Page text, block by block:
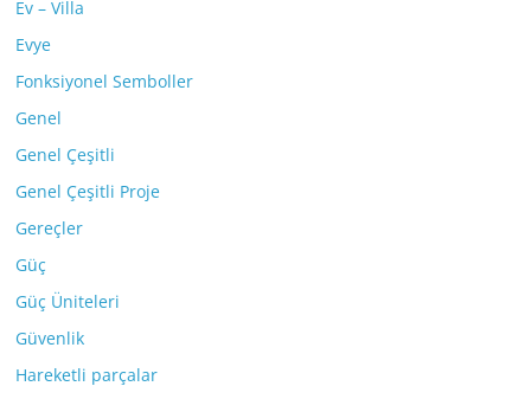
Ev – Villa
Evye
Fonksiyonel Semboller
Genel
Genel Çeşitli
Genel Çeşitli Proje
Gereçler
Güç
Güç Üniteleri
Güvenlik
Hareketli parçalar